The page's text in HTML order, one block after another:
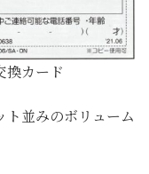
換カード
ト並みのボリューム